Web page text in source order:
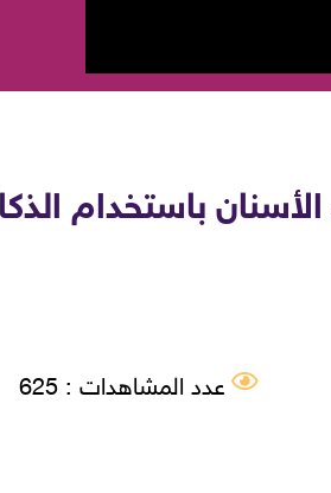
باستخدام
عدد المشاهدات : 625